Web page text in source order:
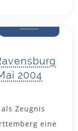
2004
Zeugnis
eine